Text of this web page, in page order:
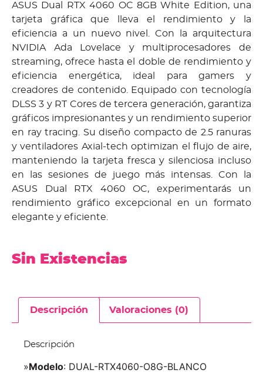
ASUS Dual RTX 4060 OC 8GB White Edition, una
tarjeta gráfica que lleva el rendimiento y la
eficiencia a un nuevo nivel. Con la arquitectura
NVIDIA Ada Lovelace y multiprocesadores de
streaming, ofrece hasta el doble de rendimiento y
eficiencia energética, ideal para gamers y
creadores de contenido. Equipado con tecnología
DLSS 3 y RT Cores de tercera generación, garantiza
gráficos impresionantes y un rendimiento superior
en ray tracing. Su diseño compacto de 2.5 ranuras
y ventiladores Axial-tech optimizan el flujo de aire,
manteniendo la tarjeta fresca y silenciosa incluso
en las sesiones de juego más intensas. Con la
ASUS Dual RTX 4060 OC, experimentarás un
rendimiento gráfico excepcional en un formato
elegante y eficiente.
Sin Existencias
Descripción Valoraciones (0)
Descripción
»Modelo: DUAL-RTX4060-O8G-BLANCO